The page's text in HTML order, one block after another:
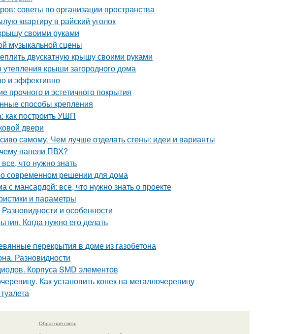
советы по организации пространства
квартиру в райский уголок
своими руками
музыкальной сцены
двускатную крышу своими руками
крыши загородного дома
и эффективно
прочного и эстетичного покрытия
способы крепления
как построить УШП
двери
самому. Чем лучше отделать стены: идеи и варианты
панели ПВХ?
что нужно знать
о современном решении для дома
с мансардой: все, что нужно знать о проекте
и параметры
и особенности
Когда нужно его делать
перекрытия в доме из газобетона
Разновидности
Корпуса SMD элементов
Как установить конек на металлочерепицу
Обратная связь